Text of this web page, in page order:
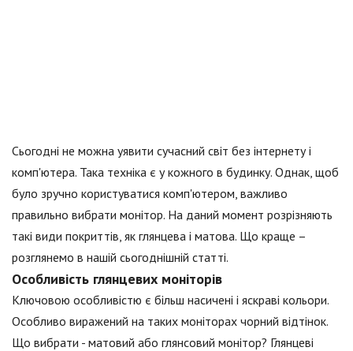
Сьогодні не можна уявити сучасний світ без інтернету і
комп'ютера. Така техніка є у кожного в будинку. Однак, щоб
було зручно користуватися комп'ютером, важливо
правильно вибрати монітор. На даний момент розрізняють
такі види покриттів, як глянцева і матова. Що краще –
розглянемо в нашій сьогоднішній статті.
Особливість глянцевих моніторів
Ключовою особливістю є більш насичені і яскраві кольори.
Особливо виражений на таких моніторах чорний відтінок.
Що вибрати - матовий або глянсовий монітор? Глянцеві